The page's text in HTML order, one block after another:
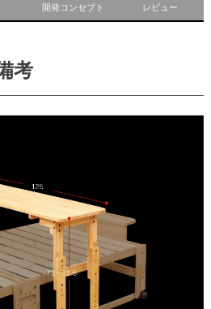
開発コンセプト レビュー
考